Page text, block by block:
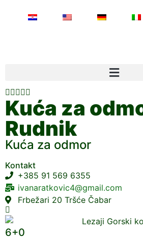

Kuća za
Rudnik
Kuća za odmor
Kontakt
+385 91 569 6355
ivanaratkovic4@gmail.com
Frbežari 20 Tršće Čabar
6+0